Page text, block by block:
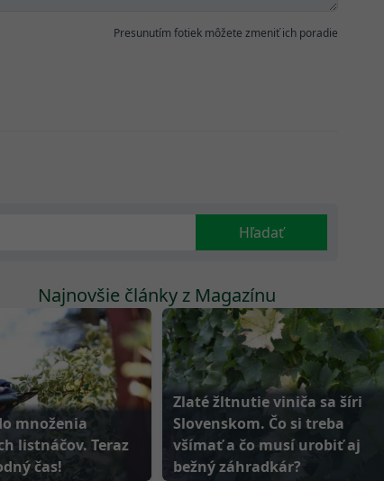
Presunutím fotiek môžete zmeniť ich poradie
Hľadať
Najnovšie články z Magazínu
množenia
listnáčov. Teraz
čas!
Zlaté žltnutie viniča sa šíri
Slovenskom. Čo si treba
všímať a čo musí urobiť aj
bežný záhradkár?